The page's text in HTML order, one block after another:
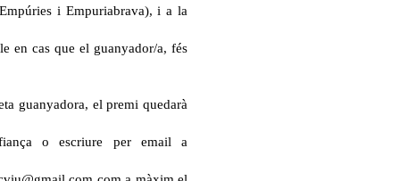
i Empuriabrava), i a la
en cas que el guanyador/a, fés
guanyadora, el premi quedarà
o escriure per email a